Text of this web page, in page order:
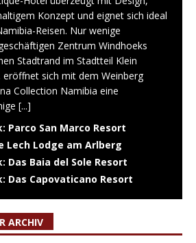
Konzept und eignet sich ideal
Reisen. Nur wenige
Zentrum Windhoeks
Stadtrand im Stadtteil Klein
eröffnet sich mit dem Weinberg
Collection Namibia eine
[...]
Parco San Marco Resort
Lech Lodge am Arlberg
Das Baia del Sole Resort
Das Capovaticano Resort
ARCHIV